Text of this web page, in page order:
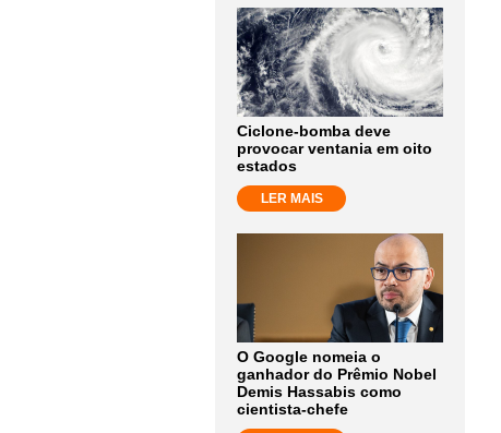
Ciclone-bomba deve
provocar ventania em oito
estados
LER MAIS
O Google nomeia o
ganhador do Prêmio Nobel
Demis Hassabis como
cientista-chefe